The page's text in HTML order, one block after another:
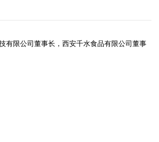
有限公司董事长，西安千水食品有限公司董事